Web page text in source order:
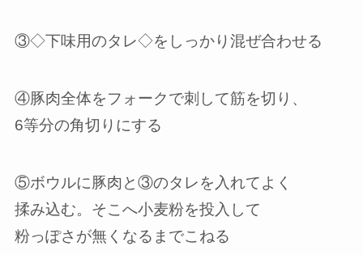
③◇下味用のタレ◇をしっかり混ぜ合わせる
④豚肉全体をフォークで刺して筋を切り、
6等分の角切りにする
⑤ボウルに豚肉と③のタレを入れてよく
揉み込む。そこへ小麦粉を投入して
粉っぽさが無くなるまでこねる